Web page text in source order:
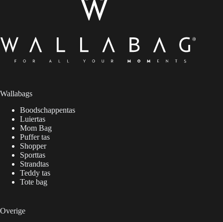
Wallabags
Boodschappentas
Luiertas
Mom Bag
Puffer tas
Shopper
Sporttas
Strandtas
Teddy tas
Tote bag
Overige